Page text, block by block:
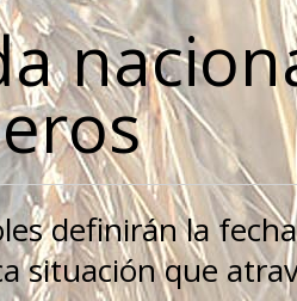
definirán la
situación que